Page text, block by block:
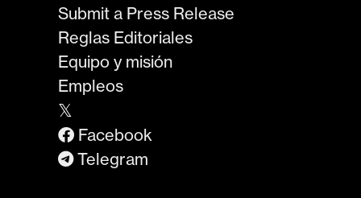
Submit a Press Release
Reglas Editoriales
Equipo y misión
Empleos
𝕏
Facebook
Telegram